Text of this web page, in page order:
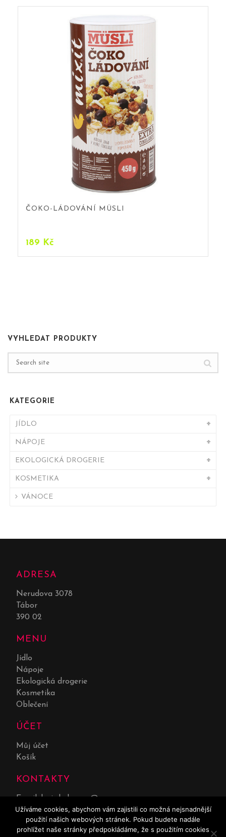
ČOKO-LÁDOVÁNÍ MÜSLI
189 Kč
VYHLEDAT PRODUKTY
KATEGORIE
JÍDLO
NÁPOJE
EKOLOGICKÁ DROGERIE
KOSMETIKA
VÁNOCE
ADRESA
Nerudova 3078
Tábor
390 02
MENU
Jídlo
Nápoje
Ekologická drogerie
Kosmetika
Oblečení
ÚČET
Můj účet
Košík
KONTAKTY
Email: lucie.kolarova@seznam.cz
Telefon:732 551 669
Užíváme cookies, abychom vám zajistili co možná nejsnadnější
použití našich webových stránek. Pokud budete nadále
prohlížet naše stránky předpokládáme, že s použitím cookies